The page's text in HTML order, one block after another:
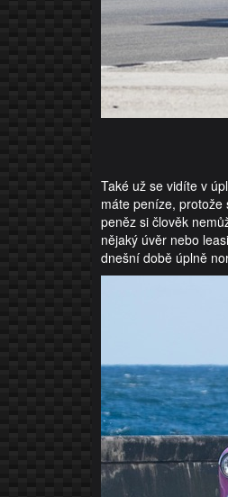
Také už se vidíte v
máte peníze,
peněz si člověk
nějaký úvěr nebo
dnešní době úplně